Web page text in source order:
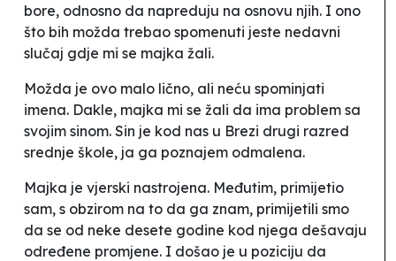
bore, odnosno da napreduju na osnovu njih. I ono
što bih možda trebao spomenuti jeste nedavni
slučaj gdje mi se majka žali.
Možda je ovo malo lično, ali neću spominjati
imena. Dakle, majka mi se žali da ima problem sa
svojim sinom. Sin je kod nas u Brezi drugi razred
srednje škole, ja ga poznajem odmalena.
Majka je vjerski nastrojena. Međutim, primijetio
sam, s obzirom na to da ga znam, primijetili smo
da se od neke desete godine kod njega dešavaju
određene promjene. I došao je u poziciju da